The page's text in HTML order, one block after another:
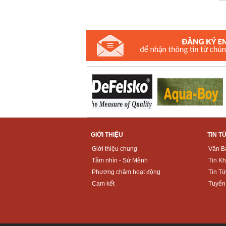
GIỚI THIỆU
Giới thiệu chung
Tầm nhìn - Sứ Mệnh
Phương châm hoạt động
Cam kết
TIN
Văn
Tin
Tin